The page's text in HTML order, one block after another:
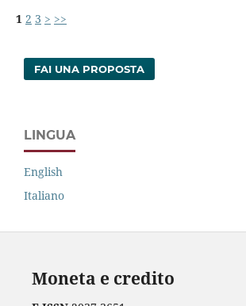
1 2 3 > >>
FAI UNA PROPOSTA
LINGUA
English
Italiano
Moneta e credito